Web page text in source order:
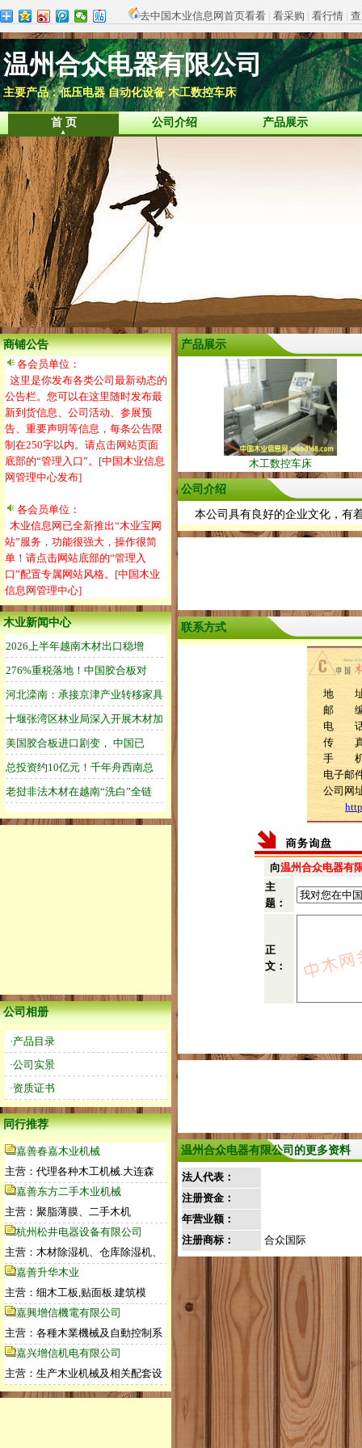
去中国木业信息网首页看看 | 看采购 | 看行情 |
温州合众电器有限公司
主要产品：低压电器 自动化设备 木工数控车床
首 页 公司介绍 产品展示
商铺公告
各会员单位：
这里是你发布各类公司最新动态的
公告栏。您可以在这里随时发布最
新到货信息、公司活动、参展预
告、重要声明等信息，每条公告限
制在250字以内。请点击网站页面
底部的“管理入口”。[中国木业信息
网管理中心发布]
各会员单位：
木业信息网已全新推出“木业宝网
站”服务，功能很强大，操作很简
单！请点击网站底部的“管理入
口”配置专属网站风格。[中国木业
信息网管理中心]
木业新闻中心
公司相册
·产品目录
·公司实景
·资质证书
同行推荐
嘉善春嘉木业机械
主营：代理各种木工机械.大连森
嘉善东方二手木业机械
主营：聚脂薄膜、二手木机
杭州松井电器设备有限公司
主营：木材除湿机、仓库除湿机、
嘉善升华木业
主营：细木工板,贴面板.建筑模
嘉興增信機電有限公司
主营：各種木業機械及自動控制系
嘉兴增信机电有限公司
主营：生产木业机械及相关配套设
产品展示
木工数控车床
公司介绍
本公司具有良好的企业文化，有
联系方式
地 址
邮 编
电 话
传 真
手 机
电子邮
公司网
向温州合众电器有
主
题：
正
文：
温州合众电器有限公司的更多资料
法人代表：
注册资金：
年营业额：
注册商标：
合众国际